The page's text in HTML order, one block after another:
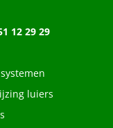
12 29 29
luiers